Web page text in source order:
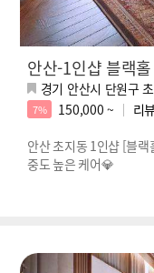
안산-1인샵 블랙홀
경기 안산시 단원구
7% 150,000 ~ 리
안산 초지동 1인샵 [블
중도 높은 케어💎